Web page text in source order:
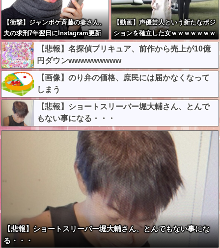
【衝撃】ジャンポケ斉藤の妻さん、
夫の求刑7年翌日にInstagram更新
しSNS民をザワつかせてしまう…
【動画】声優芸人という新たなポジ
ションを確立した女ｗｗｗｗｗｗｗ
ｗｗｗｗｗｗｗｗｗｗｗ
【悲報】名探偵プリキュア、前作から売上が10億
円ダウンwwwwwwwww
【画像】のり弁の価格、庶民には届かなくなって
しまう
【悲報】ショートスリーバー堀大輔さん、とんで
もない事になる・・・
【悲報】ショートスリーバー堀大輔さん、とんでもない事にな
る・・・